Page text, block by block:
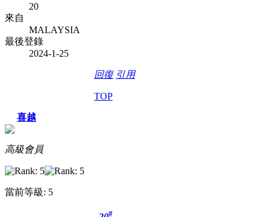
20
來自
MALAYSIA
最後登錄
2024-1-25
回復 引用
TOP
喜越
高級會員
當前等級: 5
#